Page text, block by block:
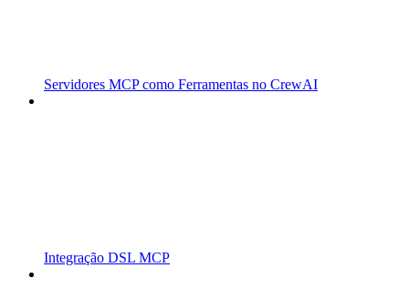
Servidores MCP como Ferramentas no CrewAI
Integração DSL MCP